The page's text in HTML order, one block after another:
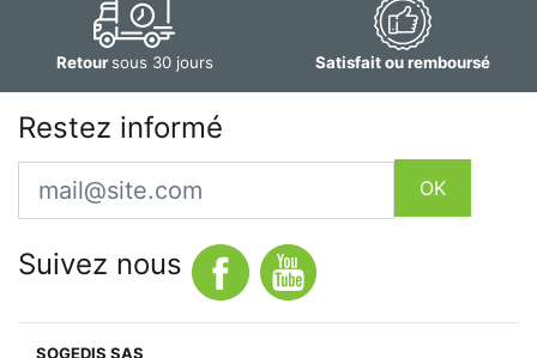
Retoursous 30 jours Satisfait ou remboursé
Restez informé
Email
OK
Suivez nous
SOGEDIS SAS